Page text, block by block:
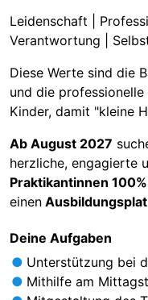
Leidenschaft |
Verantwortung |
Diese Werte sind die
und die
Kinder, damit "kleine
Ab August 2027
herzliche, engagierte
Praktikantinnen
einen
Deine Aufgaben
Unterstützung bei
Mithilfe am